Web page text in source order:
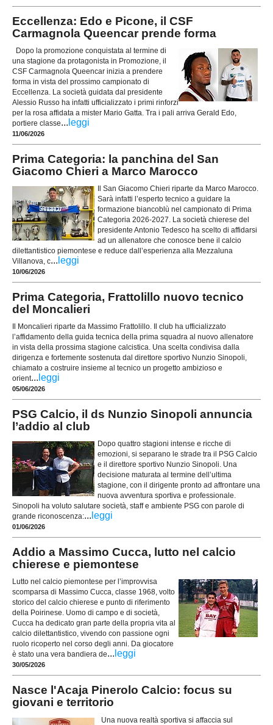
Eccellenza: Edo e Picone, il CSF
Carmagnola Queencar prende forma
Dopo la promozione conquistata al termine di
una stagione da protagonista in Promozione, il
CSF Carmagnola Queencar inizia a prendere
forma in vista del prossimo campionato di
Eccellenza. La società guidata dal presidente
Alessio Russo ha infatti ufficializzato i primi rinforzi
per la rosa affidata a mister Mario Gatta. Tra i pali arriva Gerald Edo,
portiere classe... leggi
11/06/2026
Prima Categoria: la panchina del San
Giacomo Chieri a Marco Marocco
Il San Giacomo Chieri riparte da Marco Marocco.
Sarà infatti l’esperto tecnico a guidare la
formazione biancoblù nel campionato di Prima
Categoria 2026-2027. La società chierese del
presidente Antonio Tedesco ha scelto di affidarsi
ad un allenatore che conosce bene il calcio
dilettantistico piemontese e reduce dall’esperienza alla Mezzaluna
Villanova, c... leggi
10/06/2026
Prima Categoria, Frattolillo nuovo tecnico
del Moncalieri
Il Moncalieri riparte da Massimo Frattolillo. Il club ha ufficializzato
l’affidamento della guida tecnica della prima squadra al nuovo allenatore
in vista della prossima stagione calcistica. Una scelta condivisa dalla
dirigenza e fortemente sostenuta dal direttore sportivo Nunzio Sinopoli,
chiamato a costruire insieme al tecnico un progetto ambizioso e
orient... leggi
05/06/2026
PSG Calcio, il ds Nunzio Sinopoli annuncia
l’addio al club
Dopo quattro stagioni intense e ricche di
emozioni, si separano le strade tra il PSG Calcio
e il direttore sportivo Nunzio Sinopoli. Una
decisione maturata al termine dell’ultima
stagione, con il dirigente pronto ad affrontare una
nuova avventura sportiva e professionale.
Sinopoli ha voluto salutare società, staff e ambiente PSG con parole di
grande riconoscenza:... leggi
01/06/2026
Addio a Massimo Cucca, lutto nel calcio
chierese e piemontese
Lutto nel calcio piemontese per l’improvvisa
scomparsa di Massimo Cucca, classe 1968, volto
storico del calcio chierese e punto di riferimento
della Poirinese. Uomo di campo e di società,
Cucca ha dedicato gran parte della propria vita al
calcio dilettantistico, vivendo con passione ogni
ruolo ricoperto nel corso degli anni. Da giocatore
è stato una vera bandiera de... leggi
30/05/2026
Nasce l'Acaja Pinerolo Calcio: focus su
giovani e territorio
Una nuova realtà sportiva si affaccia sul